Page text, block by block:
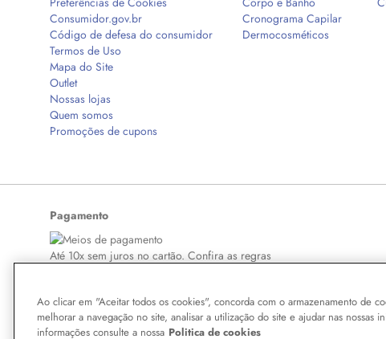
Consumidor.gov.br
Código de defesa do consumidor
Termos de Uso
Mapa do Site
Outlet
Nossas lojas
Quem somos
Promoções de cupons
Cronograma Capilar
Dermocosméticos
Pagamento
Até 10x sem juros no cartão. Confira as regras
Copyright © 2026 BelezaNaWeb.com.br. Todos os direitos reservados. Todo
Ao clicar em "Aceitar todos os cookies", concorda com o armazenamento de
melhorar a navegação no site, analisar a utilização do site e ajudar nas nossas
informações consulte a nossa Politica de cookies